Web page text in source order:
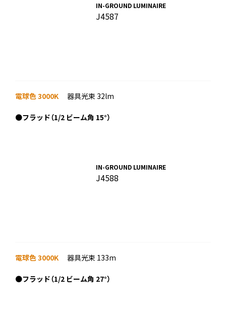
IN-GROUND LUMINAIRE
J4587
電球色 3000K器具光束 32lm
●フラッド（1/2 ビーム角 15°）
IN-GROUND LUMINAIRE
J4588
電球色 3000K器具光束 133m
●フラッド（1/2 ビーム角 27°）